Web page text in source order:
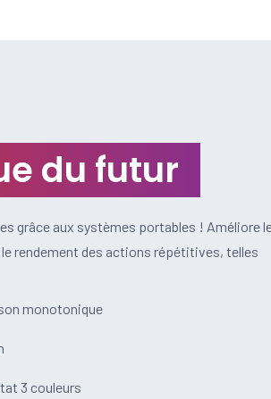
du futur
grâce aux systèmes portables ! Améliore
rendement des actions répétitives, telles
monotonique
3 couleurs